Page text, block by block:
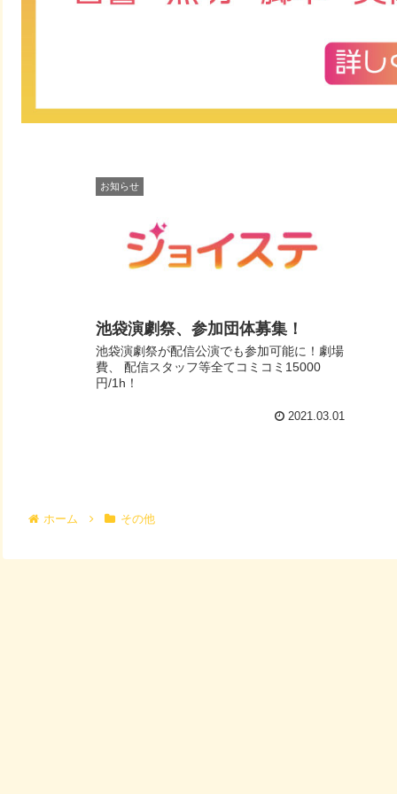
お知らせ
池袋演劇祭、参加団体募集！
池袋演劇祭が配信公演でも参加可能に！劇場
費、 配信スタッフ等全てコミコミ15000
円/1h！
2021.03.01
ホーム その他